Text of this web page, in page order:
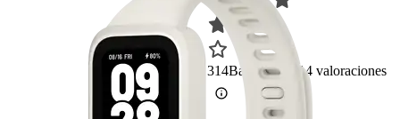
314Basado en 314 valoraciones